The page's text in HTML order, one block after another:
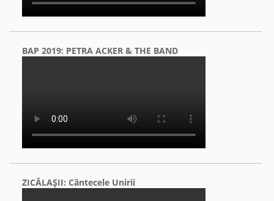
BAP 2019: PETRA ACKER & THE BAND
ZICĂLAŞII: Cântecele Unirii